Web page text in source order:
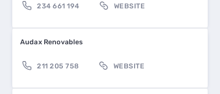
234 661 194 WEBSITE
Audax Renovables
211 205 758 WEBSITE